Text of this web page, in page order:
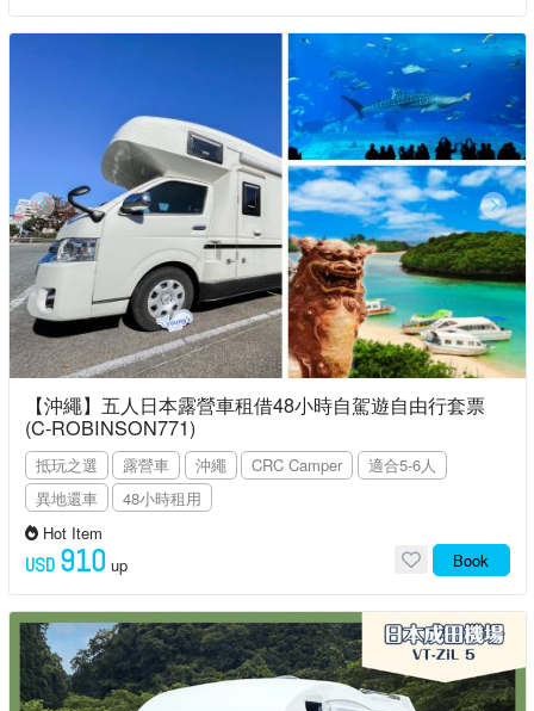
【沖繩】五人日本露營車租借48小時自駕遊自由行套票
(C-ROBINSON771)
抵玩之選 露營車 沖繩 CRC Camper
適合5-6人
異地還車
48小時租用
Hot Item
USD 910 up Book